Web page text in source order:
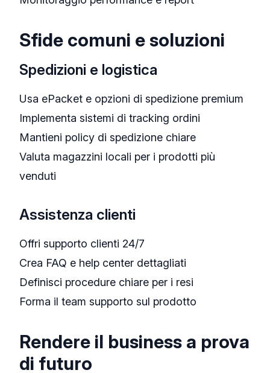
Sfide comuni e soluzioni
Spedizioni e logistica
Usa ePacket e opzioni di spedizione premium
Implementa sistemi di tracking ordini
Mantieni policy di spedizione chiare
Valuta magazzini locali per i prodotti più
venduti
Assistenza clienti
Offri supporto clienti 24/7
Crea FAQ e help center dettagliati
Definisci procedure chiare per i resi
Forma il team supporto sul prodotto
Rendere il business a prova
di futuro